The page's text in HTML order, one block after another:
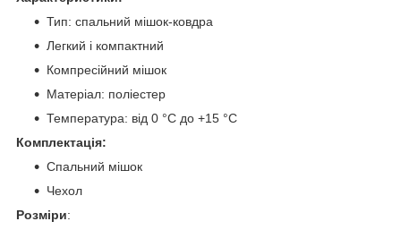
Тип: спальний мішок-ковдра
Легкий і компактний
Компресійний мішок
Матеріал: поліестер
Температура: від 0 °C до +15 °C
Комплектація:
Спальний мішок
Чехол
Розміри: